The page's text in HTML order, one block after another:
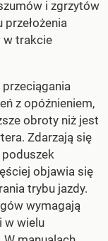
i zgrzytów
w trakcie
z opóźnieniem,
obroty niż jest
Zdarzają się
objawia się
trybu jazdy.
wymagają
w wielu